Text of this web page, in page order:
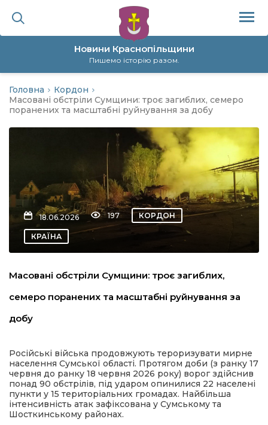
Новини Краснопільщини
Пишемо історію разом.
політика
Головна
Кордон
Масовані обстріли Сумщини: троє загиблих, семеро
поранених та масштабні руйнування за добу
18.06.2026 197 КОРДОН
КРАЇНА
Масовані обстріли Сумщини: троє загиблих,
семеро поранених та масштабні руйнування за
добу
Російські війська продовжують тероризувати мирне
населення Сумської області. Протягом доби (з ранку 17
червня до ранку 18 червня 2026 року) ворог здійснив
понад 90 обстрілів, під ударом опинилися 22 населені
пункти у 15 територіальних громадах. Найбільша
інтенсивність атак зафіксована у Сумському та
Шосткинському районах.